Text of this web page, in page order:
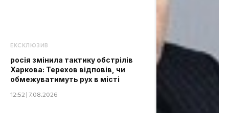
ЕКСКЛЮЗИВ
росія змінила тактику обстрілів
Харкова: Терехов відповів, чи
обмежуватимуть рух в місті
12:52 | 7.08.2026